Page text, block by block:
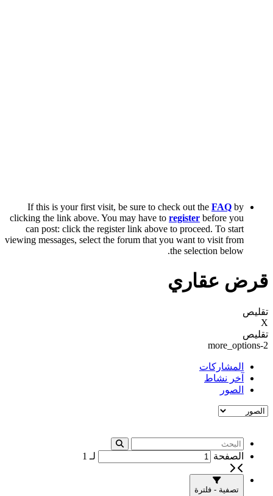
If this is your first visit, be sure to check out the FAQ by
clicking the link above. You may have to register before you
can post: click the register link above to proceed. To start
viewing messages, select the forum that you want to visit from
the selection below.
قرض عقاري
تقليص
X
تقليص
more_options-2
المشاركات
آخر نشاط
الصور
الصفحة لـ 1
تصفية - فلترة